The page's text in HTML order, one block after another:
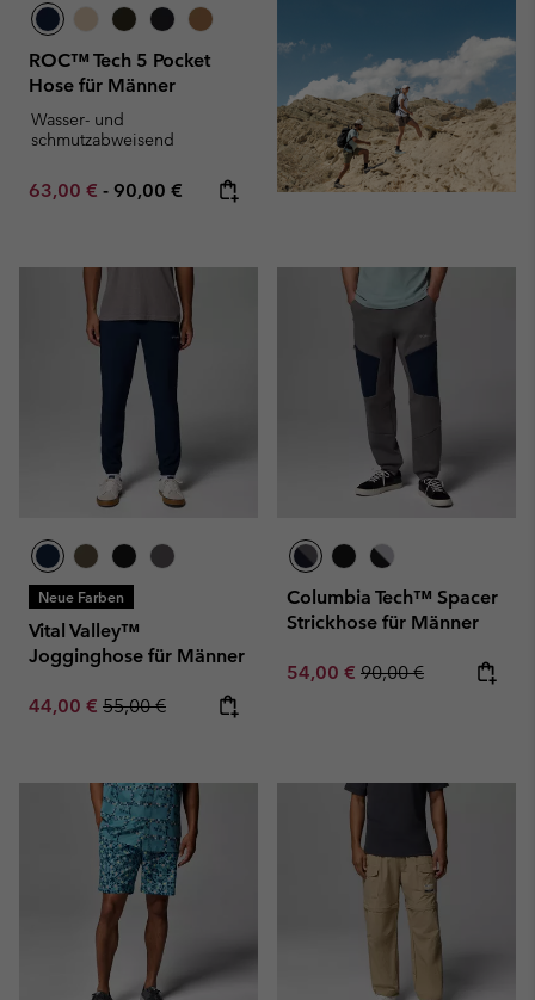
ROC™ Tech 5 Pocket
Hose für Männer
Wasser- und
schmutzabweisend
Minimum sale price:
63,00 € - Maximum price:
90,00 €
Neue Farben
Vital Valley™
Jogginghose für Männer
Sale price:
44,00 € Regular price:
55,00 €
Columbia Tech™ Spacer
Strickhose für Männer
Sale price:
54,00 € Regular price:
90,00 €